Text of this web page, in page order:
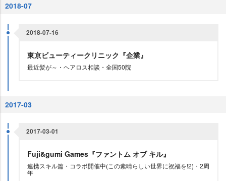
2018-07
2018-07-16
東京ビューティークリニック『企業』
最近髪が～・ヘアロス相談・全国50院
2017-03
2017-03-01
Fuji&gumi Games『ファントム オブ キル』
連携スキル篇・コラボ開催中(この素晴らしい世界に祝福を!2)・2周
年